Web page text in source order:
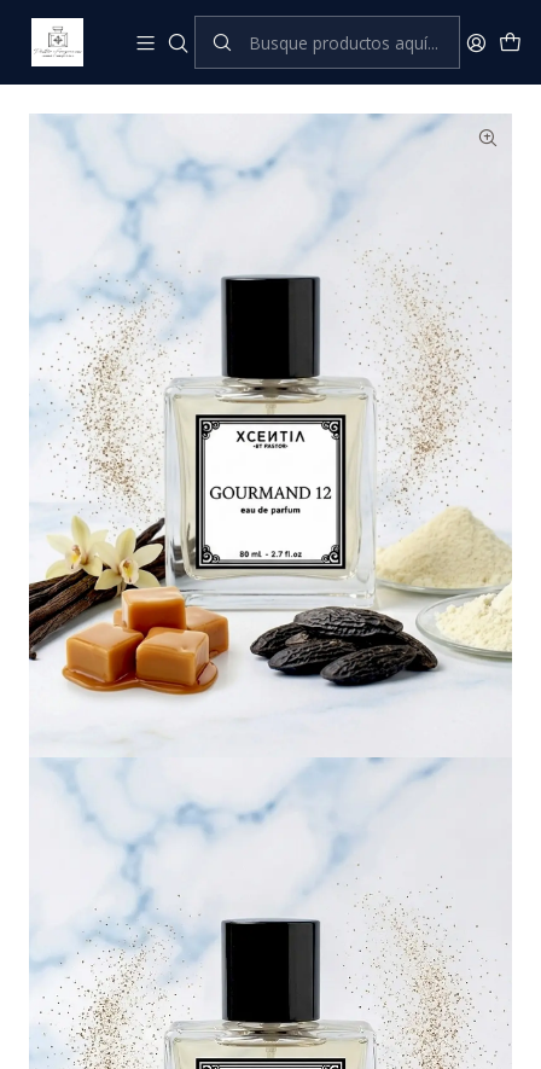
Inicio XCENTIA by Pastor Perfumes Femeninos
Gourmand 12 (B. LATTE)